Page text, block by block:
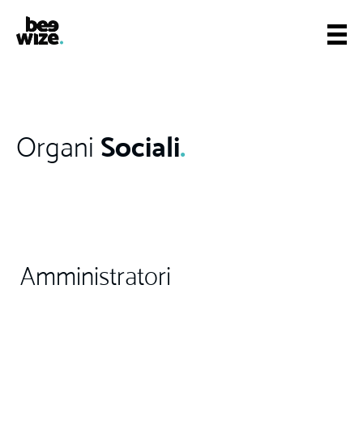
Organi Sociali.
Amministratori